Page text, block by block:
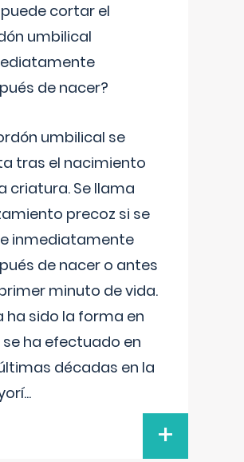
puede cortar el
umbilical
de nacer?
umbilical se
tras el nacimiento
criatura. Se llama
precoz si se
inmediatamente
de nacer o antes
minuto de vida.
ha sido la forma en
se ha efectuado en
décadas en la
...
+